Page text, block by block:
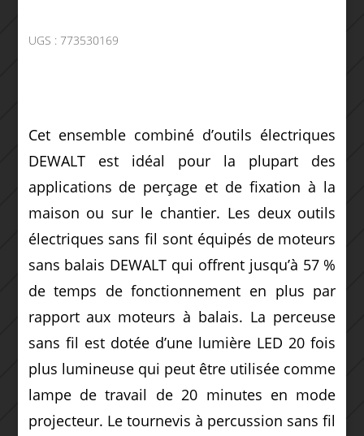
UGS : 773530169
Cet ensemble combiné d’outils électriques
DEWALT est idéal pour la plupart des
applications de perçage et de fixation à la
maison ou sur le chantier. Les deux outils
électriques sans fil sont équipés de moteurs
sans balais DEWALT qui offrent jusqu’à 57 %
de temps de fonctionnement en plus par
rapport aux moteurs à balais. La perceuse
sans fil est dotée d’une lumière LED 20 fois
plus lumineuse qui peut être utilisée comme
lampe de travail de 20 minutes en mode
projecteur. Le tournevis à percussion sans fil